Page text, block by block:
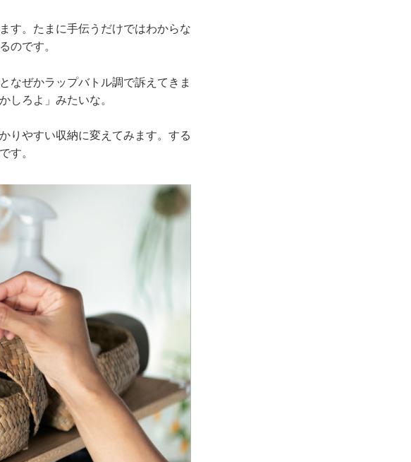
す。たまに手伝うだけではわからな
のです。
なぜかラップバトル調で訴えてきま
しろよ」みたいな。
りやすい収納に変えてみます。する
す。